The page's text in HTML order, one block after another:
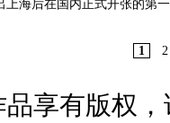
海后在国内正式开张的第
1
2
享有版权